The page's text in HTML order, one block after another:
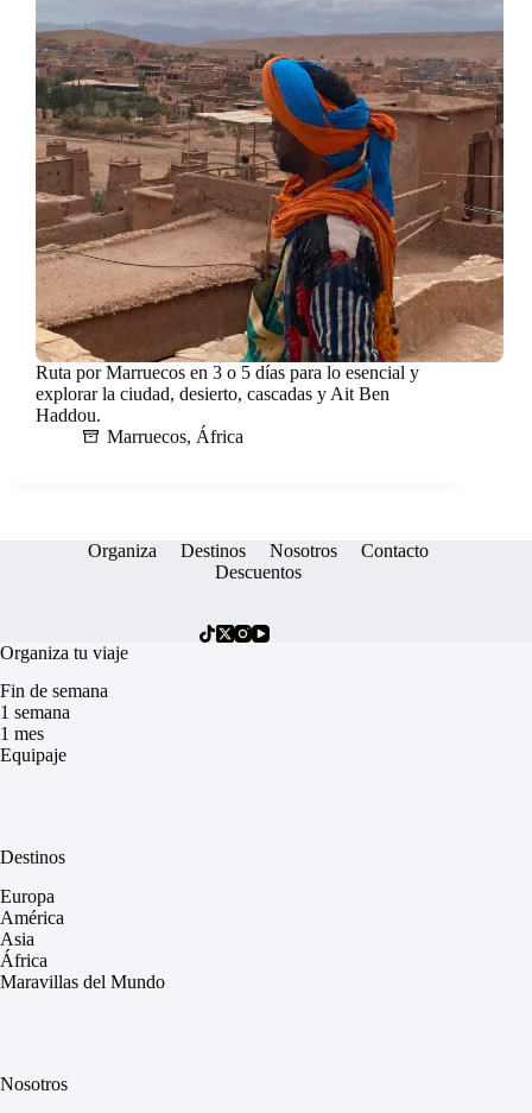
Ruta por Marruecos en 3 o 5 días para lo esencial y
explorar la ciudad, desierto, cascadas y Ait Ben
Haddou.
Marruecos África
Organiza Destinos Nosotros
Contacto
Descuentos
Organiza tu viaje
Fin de semana
1 semana
1 mes
Equipaje
Destinos
Europa
América
Asia
África
Maravillas del Mundo
Nosotros